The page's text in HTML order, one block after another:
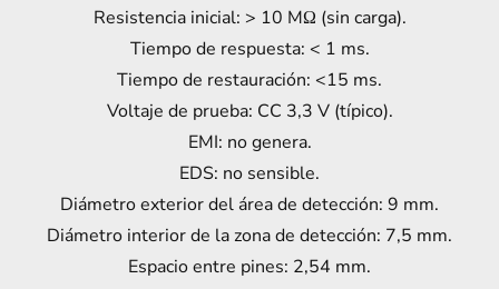
Resistencia inicial: > 10 MΩ (sin carga).
Tiempo de respuesta: < 1 ms.
Tiempo de restauración: <15 ms.
Voltaje de prueba: CC 3,3 V (típico).
EMI: no genera.
EDS: no sensible.
Diámetro exterior del área de detección: 9 mm.
Diámetro interior de la zona de detección: 7,5 mm.
Espacio entre pines: 2,54 mm.